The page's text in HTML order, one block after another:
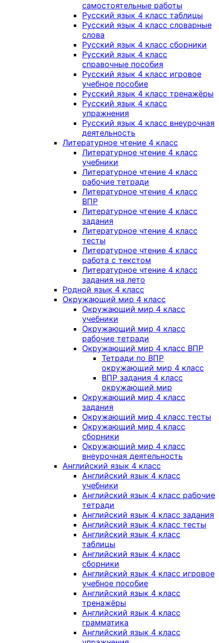
самостоятельные работы
Русский язык 4 класс таблицы
Русский язык 4 класс словарные
слова
Русский язык 4 класс сборники
Русский язык 4 класс
справочные пособия
Русский язык 4 класс игровое
учебное пособие
Русский язык 4 класс тренажёры
Русский язык 4 класс
упражнения
Русский язык 4 класс внеурочная
деятельность
Литературное чтение 4 класс
Литературное чтение 4 класс
учебники
Литературное чтение 4 класс
рабочие тетради
Литературное чтение 4 класс
ВПР
Литературное чтение 4 класс
задания
Литературное чтение 4 класс
тесты
Литературное чтение 4 класс
работа с текстом
Литературное чтение 4 класс
задания на лето
Родной язык 4 класс
Окружающий мир 4 класс
Окружающий мир 4 класс
учебники
Окружающий мир 4 класс
рабочие тетради
Окружающий мир 4 класс ВПР
Тетради по ВПР
окружающий мир 4 класс
ВПР задания 4 класс
окружающий мир
Окружающий мир 4 класс
задания
Окружающий мир 4 класс тесты
Окружающий мир 4 класс
сборники
Окружающий мир 4 класс
внеурочная деятельность
Английский язык 4 класс
Английский язык 4 класс
учебники
Английский язык 4 класс рабочие
тетради
Английский язык 4 класс задания
Английский язык 4 класс тесты
Английский язык 4 класс
таблицы
Английский язык 4 класс
сборники
Английский язык 4 класс игровое
учебное пособие
Английский язык 4 класс
тренажёры
Английский язык 4 класс
грамматика
Английский язык 4 класс